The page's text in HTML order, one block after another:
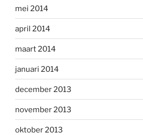
mei 2014
april 2014
maart 2014
januari 2014
december 2013
november 2013
oktober 2013